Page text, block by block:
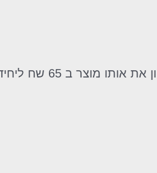
אני רוצה להגיד פשוט ואוו!! לא להאמין